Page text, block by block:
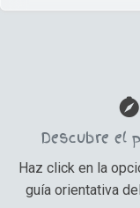
Descubre el
Haz click en la
guía orientativa